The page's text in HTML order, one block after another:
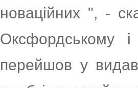
новаційних ", -
Оксфордському
перейшов у